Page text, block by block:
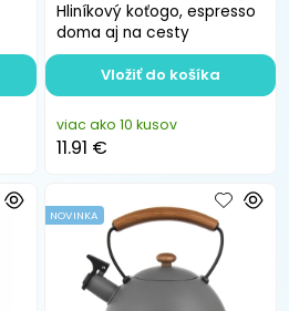
Hliníkový koťogo, espresso
doma aj na cesty
viac ako 10 kusov
11.91 €
Vložiť do košíka
NOVINKA